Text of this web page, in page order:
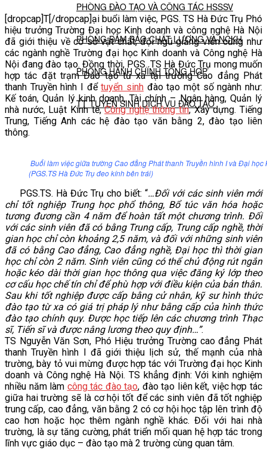
PHÒNG ĐÀO TẠO VÀ CÔNG TÁC HSSSV
PHÒNG ĐẢM BẢO CHẤT LƯỢNG VÀ NCKH
PHÒNG HÀNH CHÍNH TỔNG HỢP
TT TUYỂN SINH DỊCH VỤ ĐÀO TẠO
NGHIÊN CỨU KHOA HỌC
VĂN BẢN
THƯ VIỆN
[dropcap]T[/dropcap]ại buổi làm việc, PGS. TS Hà Đức Trụ Phó
hiệu trưởng Trường Đại học Kinh doanh và công nghệ Hà Nội
đã giới thiệu về cơ sở vật chất, đội ngũ giảng viên cũng như
các ngành nghề Trường đại học Kinh doanh và Công nghệ Hà
Nội đang đào tạo. Đồng thời, PGS. TS Hà Đức Trụ mong muốn
hợp tác đặt trạm Đào tạo từ xa tại trường Cao đẳng Phát
thanh Truyền hình I đểtuyển sinh đào tạo một số ngành như:
Kế toán, Quản lý kinh doanh, Tài chính – Ngân hàng, Quản lý
nhà nước, Luật Kinh tế,Công nghệ thông tin, Xây dựng. Tiếng
Trung, Tiếng Anh các hệ đào tạo văn bằng 2, đào tạo liên
thông.
Buổi làm việc giữa trường Cao đẳng Phát thanh Truyền hình I và Đại
(PGS.TS Hà Đức Trụ đeo kính bên trái)
PGS.TS. Hà Đức Trụ cho biết: “…Đối với các sinh viên mới
chỉ tốt nghiệp Trung học phổ thông, Bổ túc văn hóa hoặc
tương đương cần 4 năm để hoàn tất một chương trình. Đối
với các sinh viên đã có bằng Trung cấp, Trung cấp nghề, thời
gian học chỉ còn khoảng 2,5 năm, và đối với những sinh viên
đã có bằng Cao đẳng, Cao đẳng nghề, Đại học thì thời gian
học chỉ còn 2 năm. Sinh viên cũng có thể chủ động rút ngắn
hoặc kéo dài thời gian học thông qua việc đăng ký lớp theo
cơ cấu học chế tín chỉ để phù hợp với điều kiện của bản thân.
Sau khi tốt nghiệp được cấp bằng cử nhân, kỹ sư hình thức
đào tạo từ xa có giá trị pháp lý như bằng cấp của hình thức
đào tạo chính quy. Được học tiếp lên các chương trình Thạc
sĩ, Tiến sĩ và được nâng lương theo quy định…”.
TS Nguyễn Văn Sơn, Phó Hiệu trưởng Trường cao đẳng Phát
thanh Truyền hình I đã giới thiệu lịch sử, thế mạnh của nhà
trường, bày tỏ vui mừng được hợp tác với Trường đại học Kinh
doanh và Công nghệ Hà Nội. TS khẳng định: Với kinh nghiệm
nhiều năm làm công tác đào tạo, đào tạo liên kết, việc hợp tác
giữa hai trường sẽ là cơ hội tốt để các sinh viên đã tốt nghiệp
trung cấp, cao đẳng, văn bằng 2 có cơ hội học tập lên trình độ
cao hơn hoặc học thêm ngành nghề khác. Đối với hai nhà
trường, là sự tăng cường, phát triển mối quan hệ hợp tác trong
lĩnh vực giáo dục – đào tạo mà 2 trường cùng quan tâm.